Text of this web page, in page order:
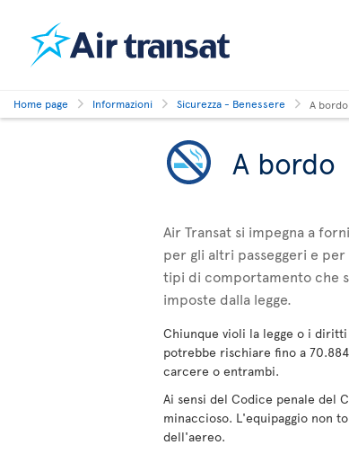
Home page Informazioni Sicurezza - Benessere A bordo
A bordo
Air Transat si impegna a
per gli altri passeggeri e
tipi di comportamento che
imposte dalla legge.
Chiunque violi la legge o i
potrebbe rischiare fino a
carcere o entrambi.
Ai sensi del Codice penale del
minaccioso. L'equipaggio non
dell'aereo.